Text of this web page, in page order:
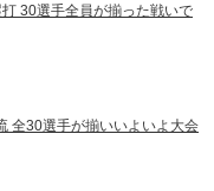
30選手全員が揃った戦いで
全30選手が揃いいよいよ大会